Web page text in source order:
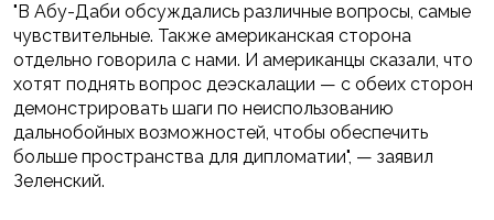
"В Абу-Даби обсуждались различные вопросы, самые
чувствительные. Также американская сторона
отдельно говорила с нами. И американцы сказали, что
хотят поднять вопрос деэскалации — с обеих сторон
демонстрировать шаги по неиспользованию
дальнобойных возможностей, чтобы обеспечить
больше пространства для дипломатии", — заявил
Зеленский.